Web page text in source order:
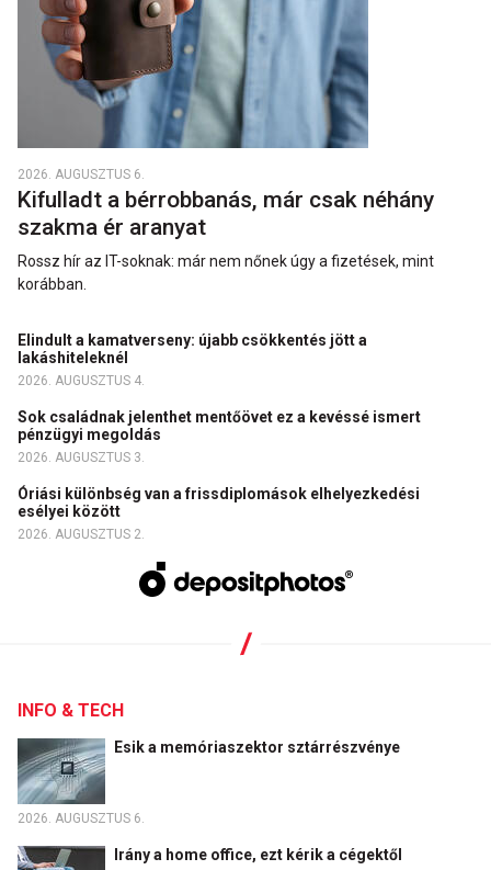
2026. AUGUSZTUS 6.
Kifulladt a bérrobbanás, már csak néhány
szakma ér aranyat
Rossz hír az IT-soknak: már nem nőnek úgy a fizetések, mint
korábban.
Elindult a kamatverseny: újabb csökkentés jött a
lakáshiteleknél
2026. AUGUSZTUS 4.
Sok családnak jelenthet mentőövet ez a kevéssé ismert
pénzügyi megoldás
2026. AUGUSZTUS 3.
Óriási különbség van a frissdiplomások elhelyezkedési
esélyei között
2026. AUGUSZTUS 2.
INFO & TECH
Esik a memóriaszektor sztárrészvénye
2026. AUGUSZTUS 6.
Irány a home office, ezt kérik a cégektől